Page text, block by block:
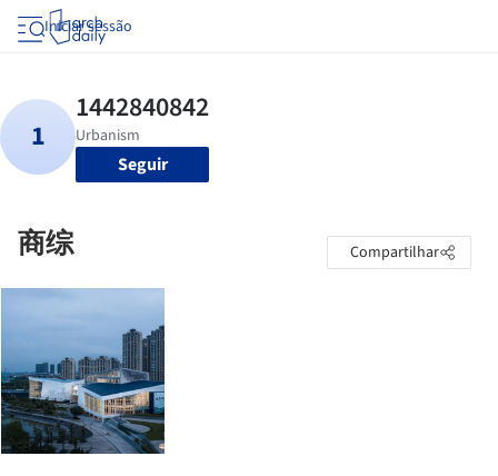
Iniciar sessão
Seguir
商综 Compartilhar